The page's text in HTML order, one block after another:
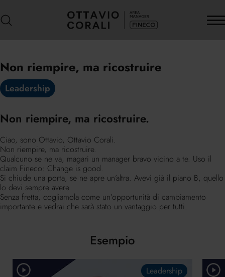
Non riempire, ma ricostruire
Leadership
Non riempire, ma ricostruire.
Ciao, sono Ottavio, Ottavio Corali.
Non riempire, ma ricostruire.
Qualcuno se ne va, magari un manager bravo vicino a te. Uso il
claim Fineco: Change is good.
Si chiude una porta, se ne apre un’altra. Avevi già il piano B, quello
lo devi sempre avere.
Senza fretta, cogliamola come un’opportunità di cambiamento
importante e vedrai che sarà stato un vantaggio per tutti.
Esempio
Leadership